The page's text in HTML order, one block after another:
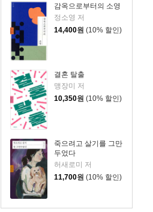
감옥으로부터의 소영
정소영 저
14,400원 (10% 할인)
결혼 탈출
맹장미 저
10,350원 (10% 할인)
죽으려고 살기를 그만
두었다
허새로미 저
11,700원 (10% 할인)